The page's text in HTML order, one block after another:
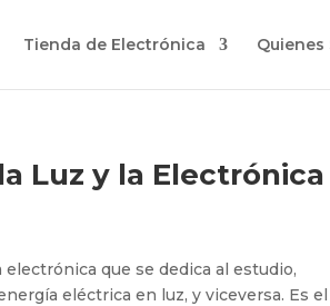
Tienda de Electrónica Quienes
Luz y la Electrónica
que se dedica al estudio,
eléctrica en luz, y viceversa. Es el